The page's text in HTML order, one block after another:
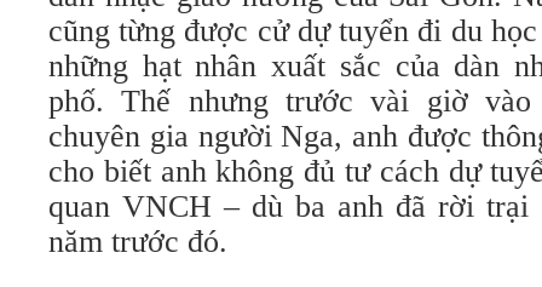
cũng từng được cử dự tuyển đi du
những hạt nhân xuất sắc của dàn
phố. Thế nhưng trước vài giờ
chuyên gia người Nga, anh được
cho biết anh không đủ tư cách dự
quan VNCH – dù ba anh đã rời
năm trước đó.